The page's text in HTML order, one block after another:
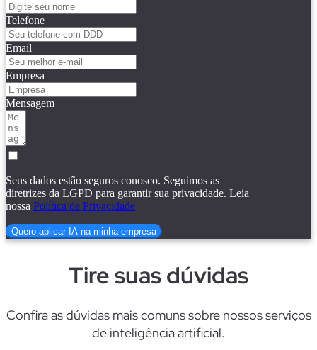
Telefone
Email
Empresa
Mensagem
Seus dados estão seguros conosco. Seguimos as
diretrizes da LGPD para garantir sua privacidade. Leia
nossa Política de Privacidade
Quero aplicar IA na minha empresa
Tire suas dúvidas
Confira as dúvidas mais comuns sobre nossos serviços
de inteligência artificial.